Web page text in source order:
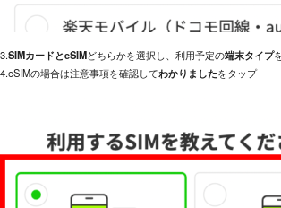
3.SIMカードとeSIMどちらかを選択し、利用予定の端末タイプ
4.eSIMの場合は注意事項を確認してわかりましたをタップ